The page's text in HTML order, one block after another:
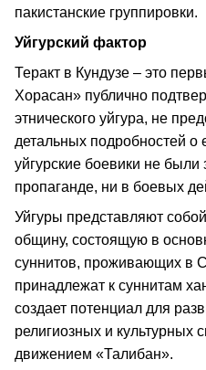
пакистанские группировки.
Уйгурский фактор
Теракт в Кундузе – это
Хорасан» публично
этнического уйгура, не
детальных подробностей
уйгурские боевики не
пропаганде, ни в боевых
Уйгуры представляют
общину, состоящую в
суннитов, проживающих в
принадлежат к суннитам
создает потенциал для
религиозных и культурных
движением «Талибан».